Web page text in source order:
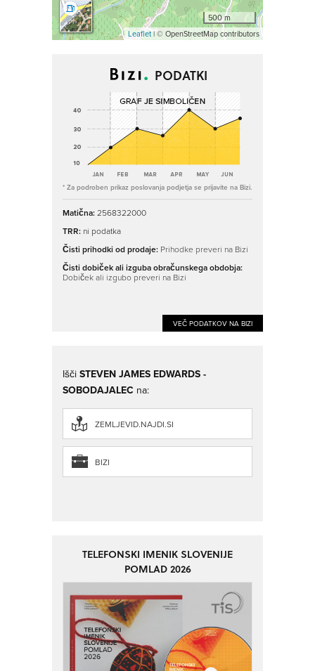
500 m
Leaflet| © OpenStreetMap contributors
PODATKI
* Za podroben prikaz poslovanja podjetja se prijavite na Bizi.
Matična:2568322000
TRR: ni podatka
Čisti prihodki od prodaje: Prihodke preveri na Bizi
Čisti dobiček ali izguba obračunskega obdobja:
Dobiček ali izgubo preveri na Bizi
VEČ PODATKOV NA BIZI
Išči STEVEN JAMES EDWARDS -
SOBODAJALEC na:
ZEMLJEVID.NAJDI.SI
BIZI
TELEFONSKI IMENIK SLOVENIJE
POMLAD 2026